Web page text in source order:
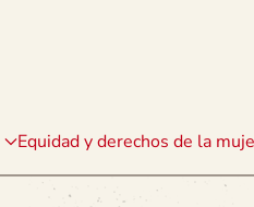
Equidad y derechos de la